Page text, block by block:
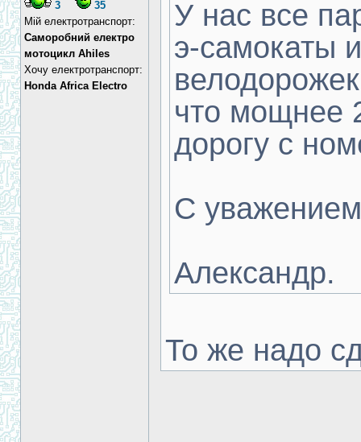
3
35
Мій електротранспорт:
Cаморобний електро
мотоцикл Ahiles
Хочу електротранспорт:
Honda Africa Electro
У нас все
э-самокаты
что мощнее
дорогу с
С
Александр.
То же надо